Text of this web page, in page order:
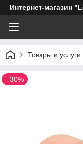
Интернет-магазин
Товары и услуги
–30%